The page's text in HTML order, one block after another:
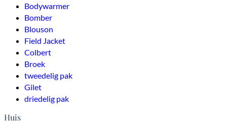
Bodywarmer
Bomber
Blouson
Field Jacket
Colbert
Broek
tweedelig pak
Gilet
driedelig pak
Huis